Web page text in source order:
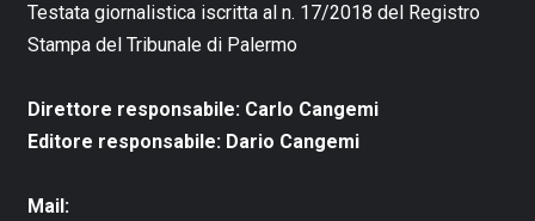
Testata giornalistica iscritta al n. 17/2018 del Registro
Stampa del Tribunale di Palermo
Direttore responsabile: Carlo Cangemi
Editore responsabile: Dario Cangemi
Mail: